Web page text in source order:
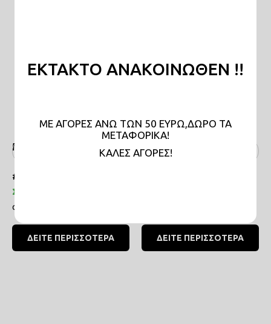
Μπλούζα Το έχω δει
#TSM052
Σε απόθεμα
από
ΔΕΙΤΕ ΠΕΡΙΣΣΟΤΕΡΑ
Μπλούζα ΣΑΙΞΠΗΡ
ΔΕΙΤΕ ΠΕΡΙΣΣΟΤΕΡΑ
ΕΚΤΑΚΤΟ ΑΝΑΚΟΙΝΩΘΕΝ !!
ΜΕ ΑΓΟΡΕΣ ΑΝΩ ΤΩΝ 50 ΕΥΡΩ,ΔΩΡΟ ΤΑ
ΜΕΤΑΦΟΡΙΚΑ!
KAΛΕΣ ΑΓΟΡΕΣ!